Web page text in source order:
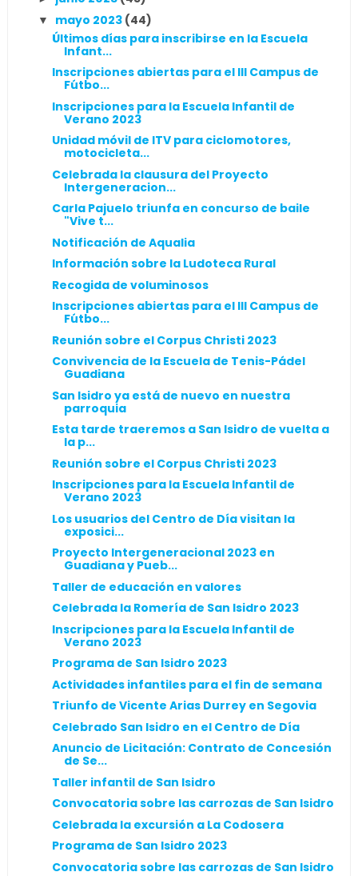
▼ mayo 2023 (44)
Últimos días para inscribirse en la Escuela
Infant...
Inscripciones abiertas para el III Campus de
Fútbo...
Inscripciones para la Escuela Infantil de
Verano 2023
Unidad móvil de ITV para ciclomotores,
motocicleta...
Celebrada la clausura del Proyecto
Intergeneracion...
Carla Pajuelo triunfa en concurso de baile
"Vive t...
Notificación de Aqualia
Información sobre la Ludoteca Rural
Recogida de voluminosos
Inscripciones abiertas para el III Campus de
Fútbo...
Reunión sobre el Corpus Christi 2023
Convivencia de la Escuela de Tenis-Pádel
Guadiana
San Isidro ya está de nuevo en nuestra
parroquia
Esta tarde traeremos a San Isidro de vuelta a
la p...
Reunión sobre el Corpus Christi 2023
Inscripciones para la Escuela Infantil de
Verano 2023
Los usuarios del Centro de Día visitan la
exposici...
Proyecto Intergeneracional 2023 en
Guadiana y Pueb...
Taller de educación en valores
Celebrada la Romería de San Isidro 2023
Inscripciones para la Escuela Infantil de
Verano 2023
Programa de San Isidro 2023
Actividades infantiles para el fin de semana
Triunfo de Vicente Arias Durrey en Segovia
Celebrado San Isidro en el Centro de Día
Anuncio de Licitación: Contrato de Concesión
de Se...
Taller infantil de San Isidro
Convocatoria sobre las carrozas de San Isidro
Celebrada la excursión a La Codosera
Programa de San Isidro 2023
Convocatoria sobre las carrozas de San Isidro